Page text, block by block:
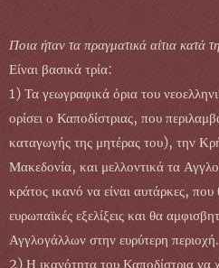
Ποια ήταν τα πραγματικά αίτια κατά
Είναι βασικά τρία:
1) Τα γεωγραφικά όρια του
ορίσει ο Καποδίστριας, που
καταγωγής της μητέρας του), την
Μακεδονία, και μελλοντικά τα
κράτος ικανό να είναι αυτάρκες, που
ευρωπαϊκές εξελίξεις και θα
Αγγλογάλλων στην ευρύτερη περιοχή.
2) Η ικανότητα του Καποδίστρια να